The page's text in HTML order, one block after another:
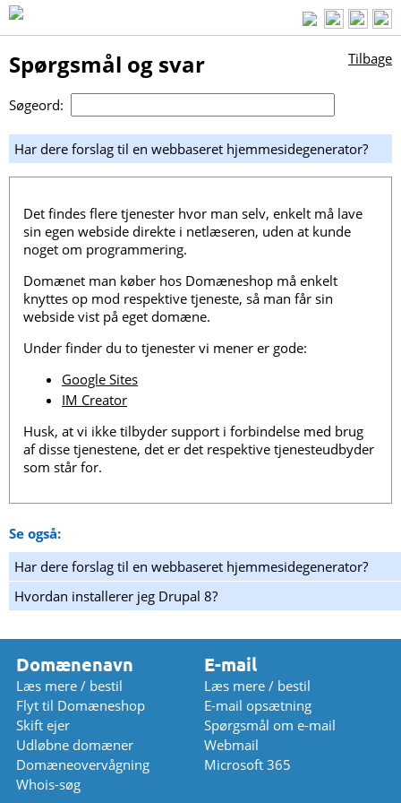
Spørgsmål og svar Tilbage
Søgeord:
Har dere forslag til en webbaseret hjemmesidegenerator?
Det findes flere tjenester hvor man selv, enkelt må lave
sin egen webside direkte i netlæseren, uden at kunde
noget om programmering.
Domænet man køber hos Domæneshop må enkelt
knyttes op mod respektive tjeneste, så man får sin
webside vist på eget domæne.
Under finder du to tjenester vi mener er gode:
Google Sites
IM Creator
Husk, at vi ikke tilbyder support i forbindelse med brug
af disse tjenestene, det er det respektive tjenesteudbyder
som står for.
Se også:
Har dere forslag til en webbaseret hjemmesidegenerator?
Hvordan installerer jeg Drupal 8?
Domænenavn
Læs mere / bestil
Flyt til Domæneshop
Skift ejer
Udløbne domæner
Domæneovervågning
Whois-søg
E-mail
Læs mere / bestil
E-mail opsætning
Spørgsmål om e-mail
Webmail
Microsoft 365